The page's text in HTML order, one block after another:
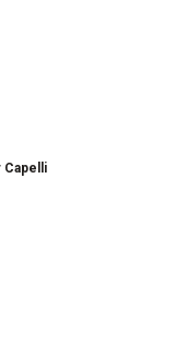
Capelli